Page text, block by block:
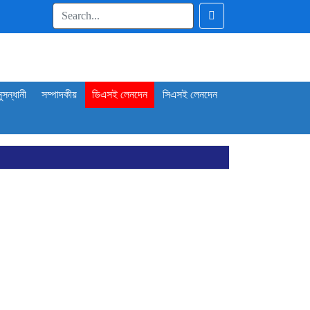
সম্পাদকীয় ডিএসই লেনদেন সিএসই লেনদেন
রোল্ড স্টিল